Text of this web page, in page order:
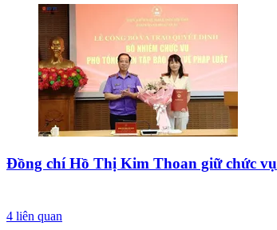
Đồng chí Hồ Thị Kim Thoan giữ chức
4 liên quan